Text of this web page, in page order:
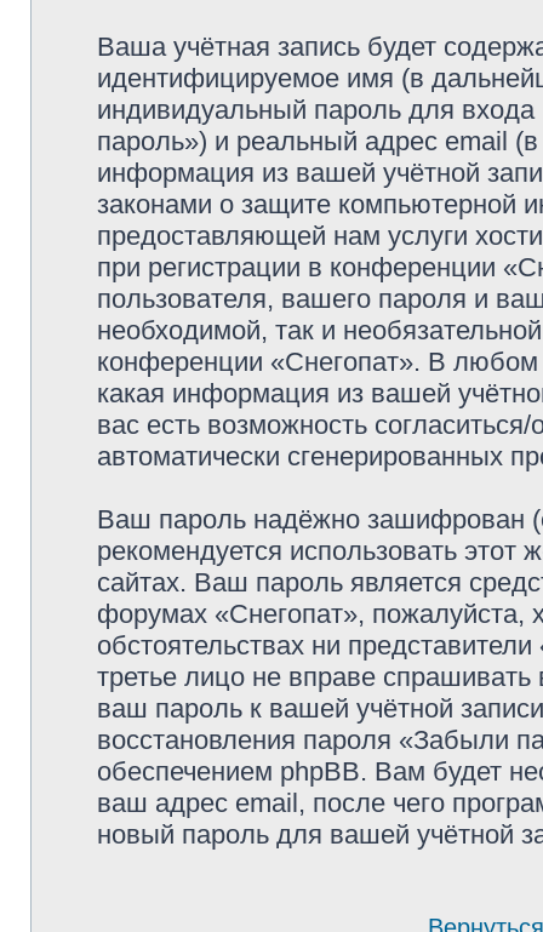
Ваша учётная запись будет
идентифицируемое имя (в
индивидуальный пароль для
пароль») и реальный адрес email
информация из вашей учётной
законами о защите компьютерной
предоставляющей нам услуги
при регистрации в конференции
пользователя, вашего пароля и
необходимой, так и
конференции «Снегопат». В любом
какая информация из вашей
вас есть возможность
автоматически сгенерированных
Ваш пароль надёжно зашифрован
рекомендуется использовать этот
сайтах. Ваш пароль является
форумах «Снегопат», пожалуйста,
обстоятельствах ни
третье лицо не вправе
ваш пароль к вашей учётной
восстановления пароля «Забыли
обеспечением phpBB. Вам будет
ваш адрес email, после чего
новый пароль для вашей учётной